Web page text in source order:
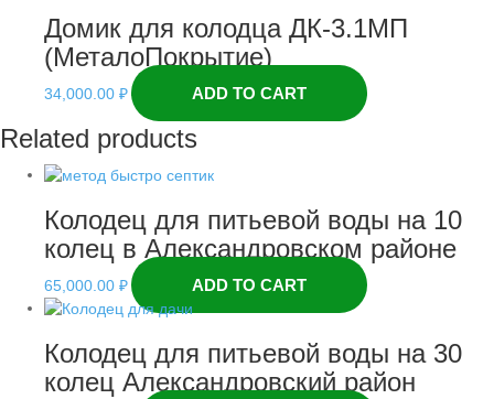
Домик для колодца ДК-3.1МП
(МеталоПокрытие)
34,000.00 ₽ ADD TO CART
Related products
Колодец для питьевой воды на 10
колец в Александровском районе
65,000.00 ₽ ADD TO CART
Колодец для питьевой воды на 30
колец Александровский район